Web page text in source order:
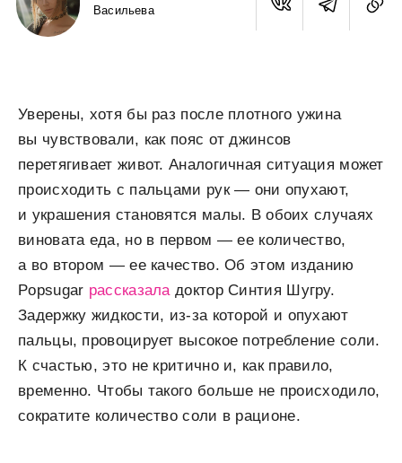
Васильева
Уверены, хотя бы раз после плотного ужина
вы чувствовали, как пояс от джинсов
перетягивает живот. Аналогичная ситуация может
происходить с пальцами рук — они опухают,
и украшения становятся малы. В обоих случаях
виновата еда, но в первом — ее количество,
а во втором — ее качество. Об этом изданию
Popsugar рассказаладоктор Синтия Шугру.
Задержку жидкости, из-за которой и опухают
пальцы, провоцирует высокое потребление соли.
К счастью, это не критично и, как правило,
временно. Чтобы такого больше не происходило,
сократите количество соли в рационе.